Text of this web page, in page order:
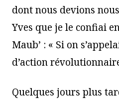
dont nous devions
Yves que je le confiai
Maub’ : « Si on
d’action
Quelques jours plus